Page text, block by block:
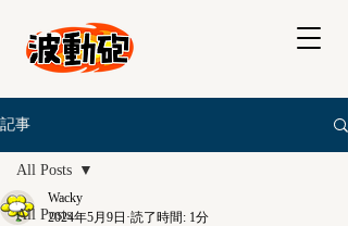
記事
All Posts
All Posts
Wacky
2024年5月9日 読了時間: 1分